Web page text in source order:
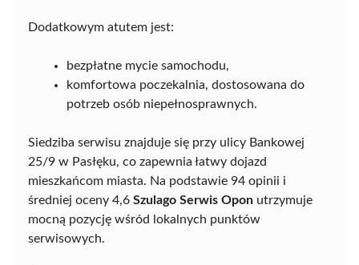
Dodatkowym atutem jest:
bezpłatne mycie samochodu,
komfortowa poczekalnia, dostosowana do
potrzeb osób niepełnosprawnych.
Siedziba serwisu znajduje się przy ulicy Bankowej
25/9 w Pasłęku, co zapewnia łatwy dojazd
mieszkańcom miasta. Na podstawie 94 opinii i
średniej oceny 4,6 Szulago Serwis Opon utrzymuje
mocną pozycję wśród lokalnych punktów
serwisowych.